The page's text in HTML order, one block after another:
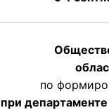
по
при